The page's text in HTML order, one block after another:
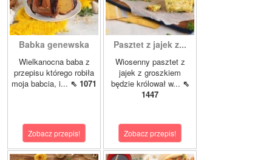
Babka genewska
Wielkanocna baba z
przepisu którego robiła
moja babcia, i... ⇖ 1071
Zobacz przepis!
Pasztet z jajek z...
Wiosenny pasztet z
jajek z groszkiem
będzie królował w... ⇖
1447
Zobacz przepis!